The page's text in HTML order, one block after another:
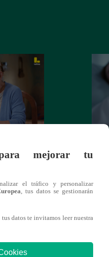
futuro de
puede
mejorar tu
el tráfico y personalizar
, tus datos se gestionarán
datos te invitamos leer nuestra